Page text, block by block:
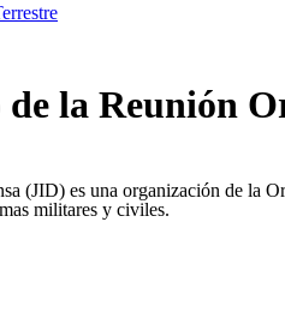
de la Reunión
(JID) es una organización de la
militares y civiles.